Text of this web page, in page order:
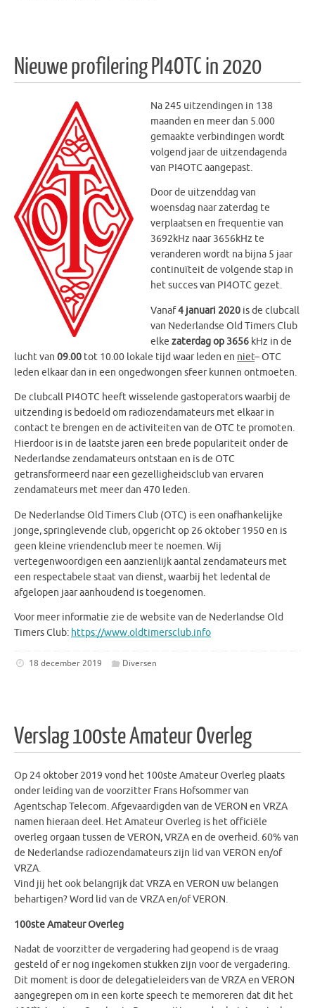
Nieuwe profilering PI4OTC in 2020
Na 245 uitzendingen in 138
maanden en meer dan 5.000
gemaakte verbindingen wordt
volgend jaar de uitzendagenda
van PI4OTC aangepast.
Door de uitzenddag van
woensdag naar zaterdag te
verplaatsen en frequentie van
3692kHz naar 3656kHz te
veranderen wordt na bijna 5 jaar
continuïteit de volgende stap in
het succes van PI4OTC gezet.
Vanaf4 januari 2020 is de clubcall
van Nederlandse Old Timers Club
elke zaterdag op 3656 kHz in de
lucht van 09.00 tot 10.00 lokale tijd waar leden en niet– OTC
leden elkaar dan in een ongedwongen sfeer kunnen ontmoeten.
De clubcall PI4OTC heeft wisselende gastoperators waarbij de
uitzending is bedoeld om radiozendamateurs met elkaar in
contact te brengen en de activiteiten van de OTC te promoten.
Hierdoor is in de laatste jaren een brede populariteit onder de
Nederlandse zendamateurs ontstaan en is de OTC
getransformeerd naar een gezelligheidsclub van ervaren
zendamateurs met meer dan 470 leden.
De Nederlandse Old Timers Club (OTC) is een onafhankelijke
jonge, springlevende club, opgericht op 26 oktober 1950 en is
geen kleine vriendenclub meer te noemen. Wij
vertegenwoordigen een aanzienlijk aantal zendamateurs met
een respectabele staat van dienst, waarbij het ledental de
afgelopen jaar aanhoudend is toegenomen.
Voor meer informatie zie de website van de Nederlandse Old
Timers Club: https://www.oldtimersclub.info
18 december 2019 Diversen
Verslag 100ste Amateur Overleg
Op 24 oktober 2019 vond het 100ste Amateur Overleg plaats
onder leiding van de voorzitter Frans Hofsommer van
Agentschap Telecom. Afgevaardigden van de VERON en VRZA
namen hieraan deel. Het Amateur Overleg is het officiële
overleg orgaan tussen de VERON, VRZA en de overheid. 60% van
de Nederlandse radiozendamateurs zijn lid van VERON en/of
VRZA.
Vind jij het ook belangrijk dat VRZA en VERON uw belangen
behartigen? Word lid van de VRZA en/of VERON.
100ste Amateur Overleg
Nadat de voorzitter de vergadering had geopend is de vraag
gesteld of er nog ingekomen stukken zijn voor de vergadering.
Dit moment is door de delegatieleiders van de VRZA en VERON
aangegrepen om in een korte speech te memoreren dat dit het